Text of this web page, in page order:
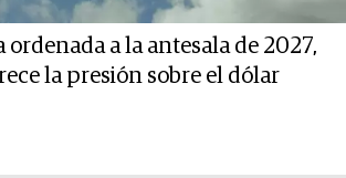
ordenada a la antesala de 2027,
la presión sobre el dólar